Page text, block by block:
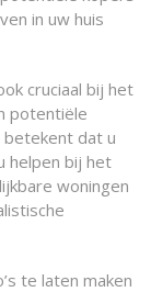
in uw huis
cruciaal bij het
potentiële
dat u
helpen bij het
woningen
te laten maken